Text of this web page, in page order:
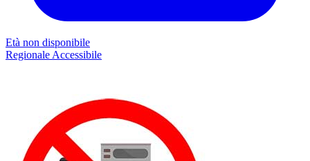
Età non disponibile
Regionale Accessibile